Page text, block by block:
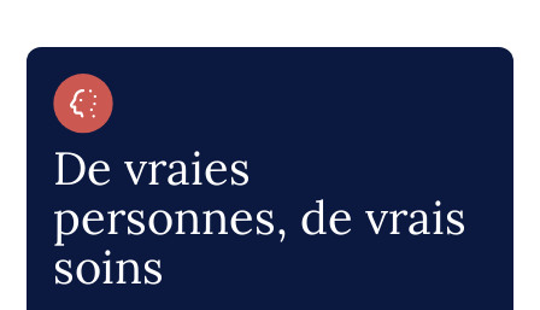
De vraies
personnes, de vrais
soins